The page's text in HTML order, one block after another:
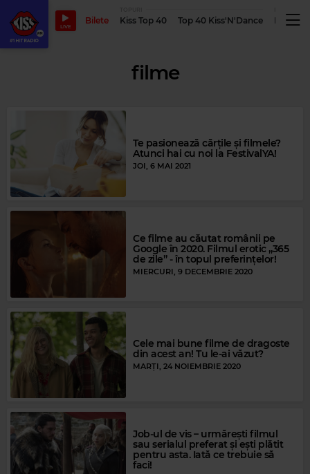
LIVE
Bilete Kiss Top 40 Top 40 Kiss'N'Dance
filme
Te pasionează cărțile și filmele?
Atunci hai cu noi la FestivalYA!
JOI, 6 MAI 2021
Ce filme au căutat românii pe
Google în 2020. Filmul erotic „365
de zile” - în topul preferințelor!
MIERCURI, 9 DECEMBRIE 2020
Cele mai bune filme de dragoste
din acest an! Tu le-ai văzut?
MARȚI, 24 NOIEMBRIE 2020
Job-ul de vis – urmărești filmul
sau serialul preferat și ești plătit
pentru asta. Iată ce trebuie să
faci!